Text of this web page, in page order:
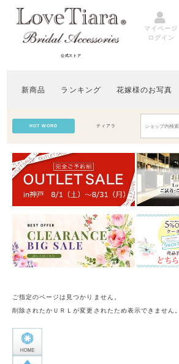
公式ストア
マイページ
ログイン
新商品 ランキング 花嫁様のお写真
HOT WORD ティアラ
ご指定のページは見つかりません。
削除されたかＵＲＬが変更されたため表示できません。